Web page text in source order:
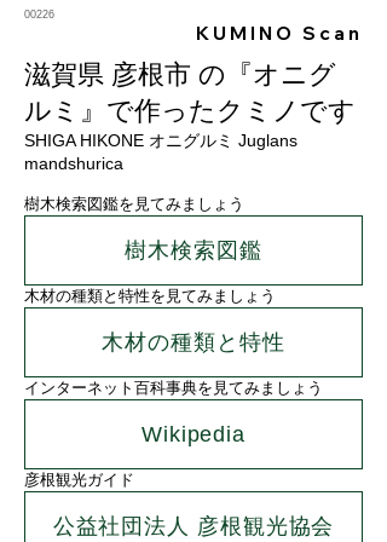
00226
KUMINO Scan
滋賀県 彦根市 の『オニグ
ルミ』で作ったクミノです
SHIGA HIKONE オニグルミ Juglans
mandshurica
樹木検索図鑑を見てみましょう
樹木検索図鑑
木材の種類と特性を見てみましょう
木材の種類と特性
インターネット百科事典を見てみましょう
Wikipedia
彦根観光ガイド
公益社団法人 彦根観光協会